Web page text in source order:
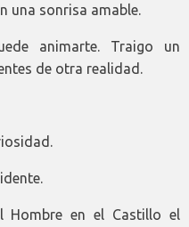
una sonrisa amable.
animarte. Traigo un
de otra realidad.
Hombre en el Castillo el